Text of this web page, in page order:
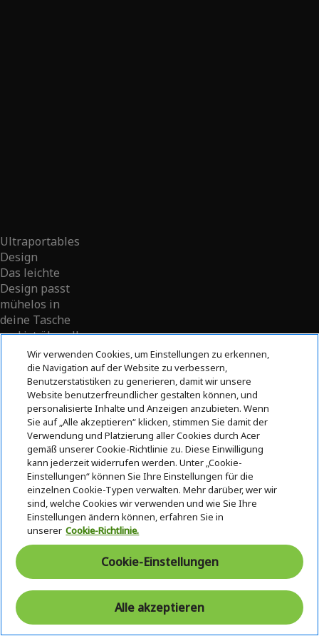
Ultraportables
Design
Das leichte
Design passt
mühelos in
deine Tasche
und ist überall
einsatzbereit.
Wir verwenden Cookies, um Einstellungen zu erkennen,
die Navigation auf der Website zu verbessern,
Benutzerstatistiken zu generieren, damit wir unsere
Website benutzerfreundlicher gestalten können, und
personalisierte Inhalte und Anzeigen anzubieten. Wenn
Sie auf „Alle akzeptieren“ klicken, stimmen Sie damit der
Verwendung und Platzierung aller Cookies durch Acer
gemäß unserer Cookie-Richtlinie zu. Diese Einwilligung
kann jederzeit widerrufen werden. Unter „Cookie-
Einstellungen“ können Sie Ihre Einstellungen für die
einzelnen Cookie-Typen verwalten. Mehr darüber, wer wir
sind, welche Cookies wir verwenden und wie Sie Ihre
Einstellungen ändern können, erfahren Sie in
unserer Cookie-Richtlinie.
Cookie-Einstellungen
Alle akzeptieren